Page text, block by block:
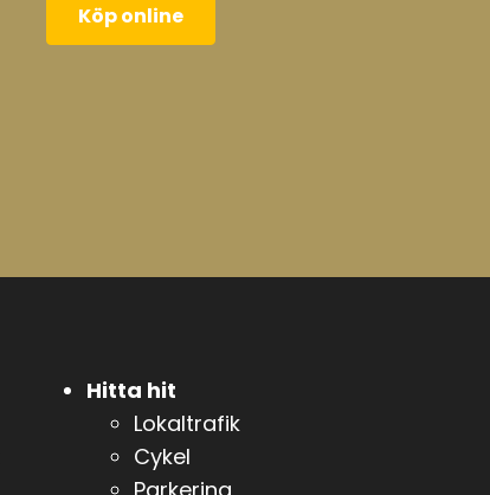
Köp online
Hitta hit
Lokaltrafik
Cykel